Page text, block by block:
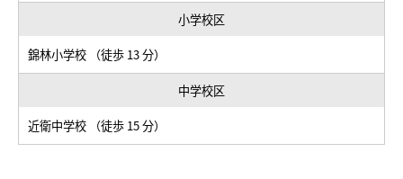
小学校区
錦林小学校 （徒歩 13 分）
中学校区
近衛中学校 （徒歩 15 分）